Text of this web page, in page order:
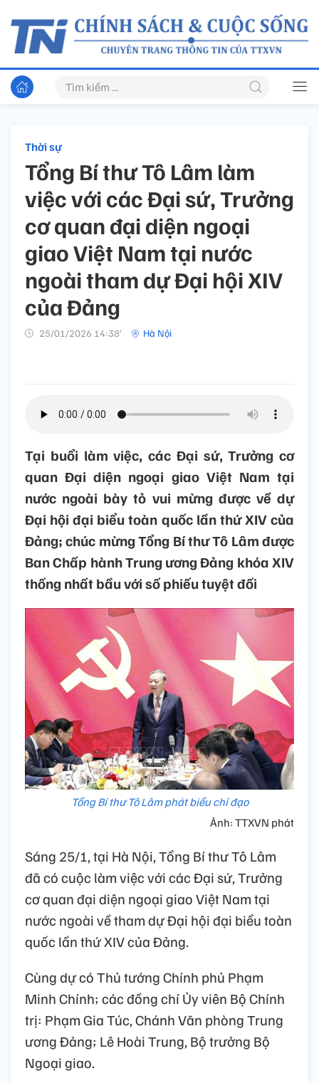
Thời sự
Tổng Bí thư Tô Lâm làm
việc với các Đại sứ, Trưởng
cơ quan đại diện ngoại
giao Việt Nam tại nước
ngoài tham dự Đại hội XIV
của Đảng
25/01/2026 14:38’ Hà Nội
Tại buổi làm việc, các Đại sứ, Trưởng cơ
quan Đại diện ngoại giao Việt Nam tại
nước ngoài bày tỏ vui mừng được về dự
Đại hội đại biểu toàn quốc lần thứ XIV của
Đảng; chúc mừng Tổng Bí thư Tô Lâm được
Ban Chấp hành Trung ương Đảng khóa XIV
thống nhất bầu với số phiếu tuyệt đối
Tổng Bí thư Tô Lâm phát biểu chỉ đạo
Ảnh: TTXVN phát
Sáng 25/1, tại Hà Nội, Tổng Bí thư Tô Lâm
đã có cuộc làm việc với các Đại sứ, Trưởng
cơ quan đại diện ngoại giao Việt Nam tại
nước ngoài về tham dự Đại hội đại biểu toàn
quốc lần thứ XIV của Đảng.
Cùng dự có Thủ tướng Chính phủ Phạm
Minh Chính; các đồng chí Ủy viên Bộ Chính
trị: Phạm Gia Túc, Chánh Văn phòng Trung
ương Đảng; Lê Hoài Trung, Bộ trưởng Bộ
Ngoại giao.